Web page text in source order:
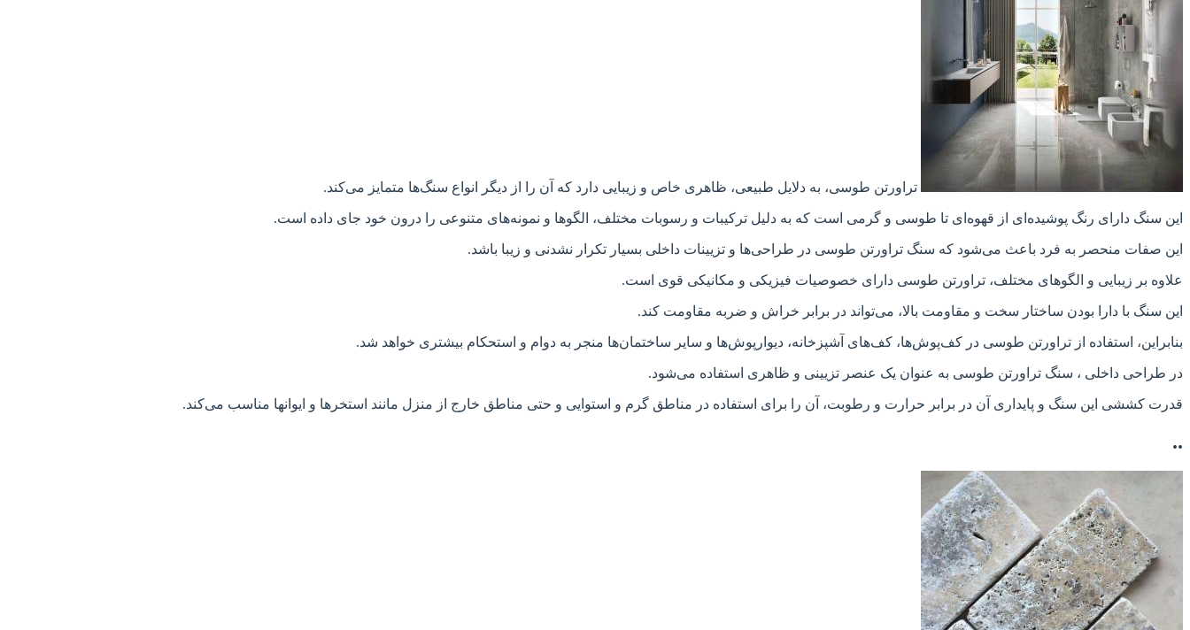
تراورتن طوسی، به دلایل طبیعی، ظاهری خاص و زیبایی دارد که آن را از دیگر انواع سنگ‌ها متمایز می‌کند.
این سنگ دارای رنگ پوشیده‌ای از قهوه‌ای تا طوسی و گرمی است که به دلیل ترکیبات و رسوبات مختلف، الگوها و نمونه‌های متنوعی را درون خود جای داده است.
این صفات منحصر به فرد باعث می‌شود که سنگ تراورتن طوسی در طراحی‌ها و تزیینات داخلی بسیار تکرار نشدنی و زیبا باشد.
علاوه بر زیبایی و الگوهای مختلف، تراورتن طوسی دارای خصوصیات فیزیکی و مکانیکی قوی است.
این سنگ با دارا بودن ساختار سخت و مقاومت بالا، می‌تواند در برابر خراش و ضربه مقاومت کند.
بنابراین، استفاده از تراورتن طوسی در کف‌پوش‌ها، کف‌های آشپزخانه، دیوارپوش‌ها و سایر ساختمان‌ها منجر به دوام و استحکام بیشتری خواهد شد.
در طراحی داخلی ، سنگ تراورتن طوسی به عنوان یک عنصر تزیینی و ظاهری استفاده می‌شود.
قدرت کششی این سنگ و پایداری آن در برابر حرارت و رطوبت، آن را برای استفاده در مناطق گرم و استوایی و حتی مناطق خارج از منزل مانند استخرها و ایوانها مناسب می‌کند.
..